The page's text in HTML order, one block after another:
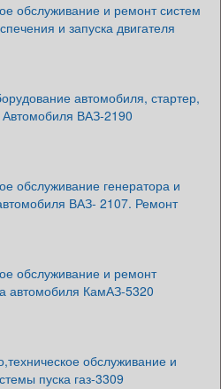
обслуживание и ремонт систем
и запуска двигателя
автомобиля, стартер,
Автомобиля ВАЗ-2190
обслуживание генератора и
ВАЗ- 2107. Ремонт
обслуживание и ремонт
автомобиля КамАЗ-5320
обслуживание и
пуска газ-3309